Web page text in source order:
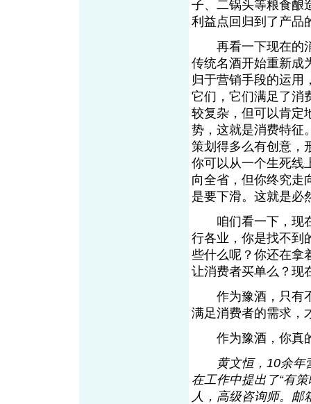
子、二锅头等粮食酿
利益点回归到了产品
再看一下现在的消
传统名酒开始重新成
归于营销手段的运用
它们，它们满足了消
较复杂，但可以肯定
势，这就是消费特征
策划得多么有创意，
你可以从一个生死线
向全省，但你终究走
是要下滑。这就是必
咱们看一下，现在
行各业，你是找不到
些什么呢？你还在拿
让消费者买单么？现
作为豫酒，只有不
满足消费者的需求，
作为豫酒，你真
黄文恒，10余年
在工作中提出了“有
人，高级咨询师。邮